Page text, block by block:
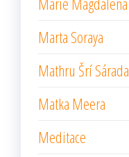
Marta Soraya
Mathru Šrí Sárada
Matka Meera
Meditace